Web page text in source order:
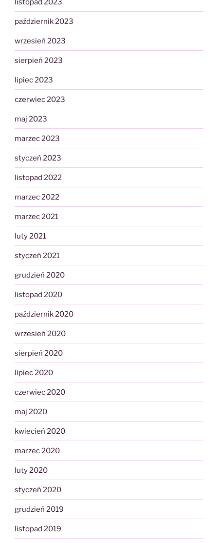
listopad 2023
październik 2023
wrzesień 2023
sierpień 2023
lipiec 2023
czerwiec 2023
maj 2023
marzec 2023
styczeń 2023
listopad 2022
marzec 2022
marzec 2021
luty 2021
styczeń 2021
grudzień 2020
listopad 2020
październik 2020
wrzesień 2020
sierpień 2020
lipiec 2020
czerwiec 2020
maj 2020
kwiecień 2020
marzec 2020
luty 2020
styczeń 2020
grudzień 2019
listopad 2019